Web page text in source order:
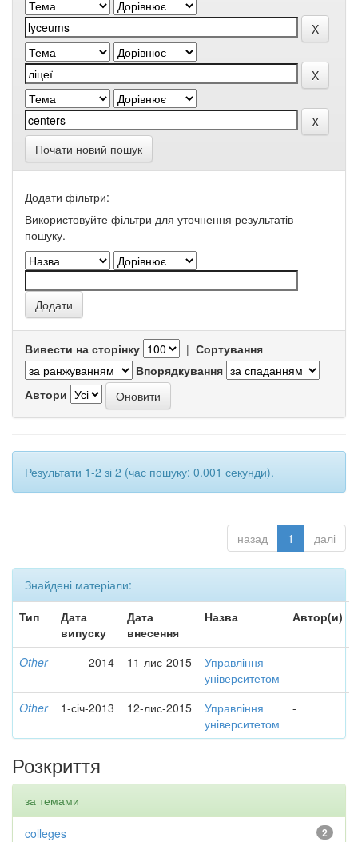
Почати новий пошук
Додати фільтри:
Використовуйте фільтри для уточнення результатів
пошуку.
Вивести на сторінку | Сортування
Впорядкування
Автори
Результати 1-2 зі 2 (час пошуку: 0.001 секунди).
назад 1 далі
Знайдені матеріали:
Тип
Дата
випуску
Дата
внесення
Назва Автор(и)
Other 2014 11-лис-2015
Управління
університетом
-
Other 1-січ-2013 12-лис-2015
Управління
університетом
-
Розкриття
за темами
2
colleges